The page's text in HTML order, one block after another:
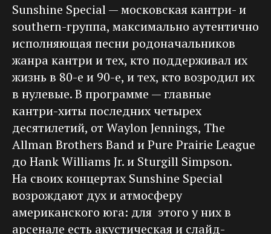
Sunshine Special — московская кантри- и
southern-группа, максимально аутентично
исполняющая песни родоначальников
жанра кантри и тех, кто поддерживал их
жизнь в 80-е и 90-е, и тех, кто возродил их
в нулевые. В программе — главные
кантри-хиты последних четырех
десятилетий, от Waylon Jennings, The
Allman Brothers Band и Pure Prairie League
до Hank Williams Jr. и Sturgill Simpson.
На своих концертах Sunshine Special
возрождают дух и атмосферу
американского юга: для этого у них в
арсенале есть акустическая и слайд-